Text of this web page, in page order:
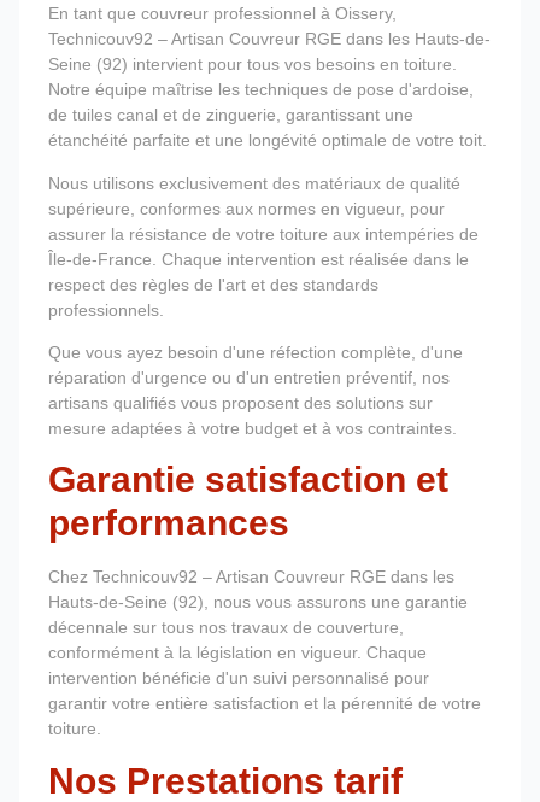
En tant que couvreur professionnel à Oissery,
Technicouv92 – Artisan Couvreur RGE dans les Hauts-de-
Seine (92) intervient pour tous vos besoins en toiture.
Notre équipe maîtrise les techniques de pose d'ardoise,
de tuiles canal et de zinguerie, garantissant une
étanchéité parfaite et une longévité optimale de votre toit.
Nous utilisons exclusivement des matériaux de qualité
supérieure, conformes aux normes en vigueur, pour
assurer la résistance de votre toiture aux intempéries de
Île-de-France. Chaque intervention est réalisée dans le
respect des règles de l'art et des standards
professionnels.
Que vous ayez besoin d'une réfection complète, d'une
réparation d'urgence ou d'un entretien préventif, nos
artisans qualifiés vous proposent des solutions sur
mesure adaptées à votre budget et à vos contraintes.
Garantie satisfaction et
performances
Chez Technicouv92 – Artisan Couvreur RGE dans les
Hauts-de-Seine (92), nous vous assurons une garantie
décennale sur tous nos travaux de couverture,
conformément à la législation en vigueur. Chaque
intervention bénéficie d'un suivi personnalisé pour
garantir votre entière satisfaction et la pérennité de votre
toiture.
Nos Prestations tarif